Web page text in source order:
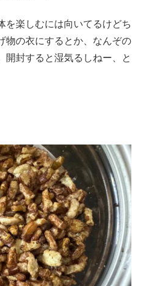
を楽しむには向いてるけどち
物の衣にするとか、なんぞの
開封すると湿気るしねー、と